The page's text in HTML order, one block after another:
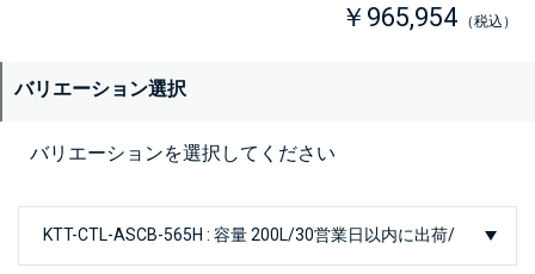
￥965,954 （税込）
バリエーション選択
バリエーションを選択してください